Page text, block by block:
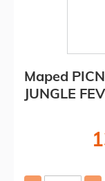
Maped
JUNGLE